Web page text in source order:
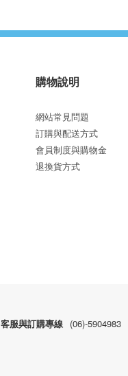
購物說明
網站常見問題
訂購與配送方式
會員制度與購物金
退換貨方式
客服與訂購專線 (06)-5904983